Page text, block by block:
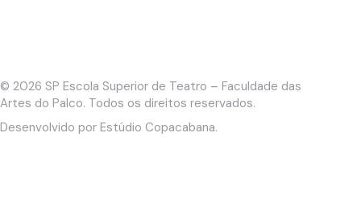
© 2026 SP Escola Superior de Teatro – Faculdade das
Artes do Palco. Todos os direitos reservados.
Desenvolvido por Estúdio Copacabana.